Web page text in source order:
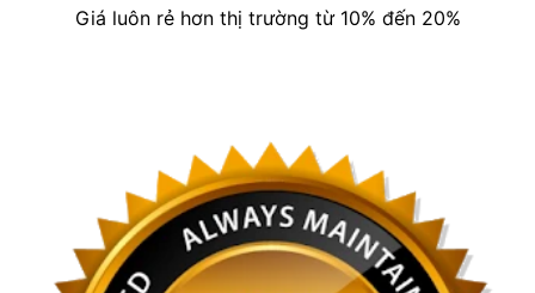
Giá luôn rẻ hơn thị trường từ 10% đến 20%